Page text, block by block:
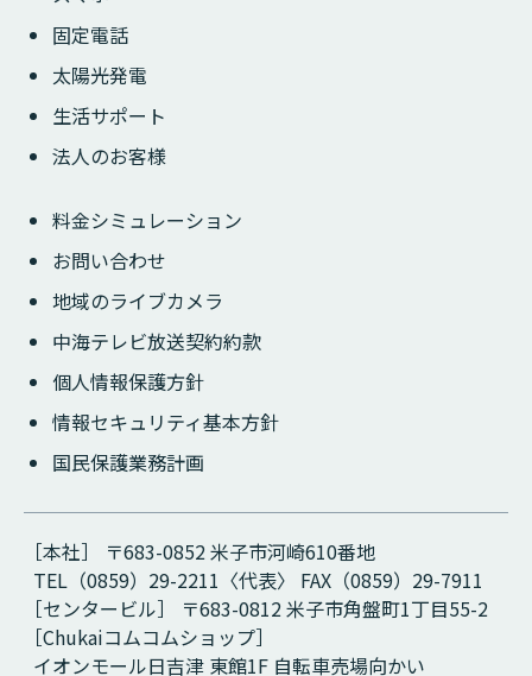
固定電話
太陽光発電
生活サポート
法人のお客様
料金シミュレーション
お問い合わせ
地域のライブカメラ
中海テレビ放送契約約款
個人情報保護方針
情報セキュリティ基本方針
国民保護業務計画
［本社］ 〒683-0852 米子市河崎610番地
TEL（0859）29-2211〈代表〉 FAX（0859）29-7911
［センタービル］ 〒683-0812 米子市角盤町1丁目55-2
［Chukaiコムコムショップ］
イオンモール日吉津 東館1F 自転車売場向かい